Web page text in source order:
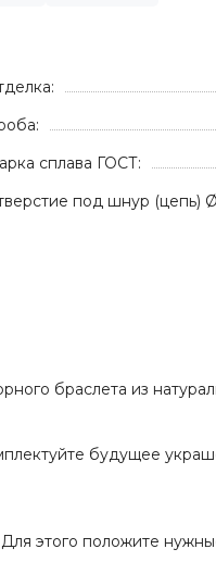
сплава ГОСТ:
под шнур (цепь)
браслета из
будущее
этого положите